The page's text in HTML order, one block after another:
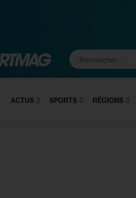
ACTUS SPORTS RÉGIONS